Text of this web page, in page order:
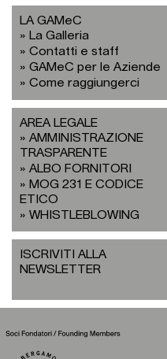
LA GAMeC
La Galleria
Contatti e staff
GAMeC per le Aziende
Come raggiungerci
AREA LEGALE
AMMINISTRAZIONE
TRASPARENTE
ALBO FORNITORI
MOG 231 E CODICE
ETICO
WHISTLEBLOWING
ISCRIVITI ALLA
NEWSLETTER